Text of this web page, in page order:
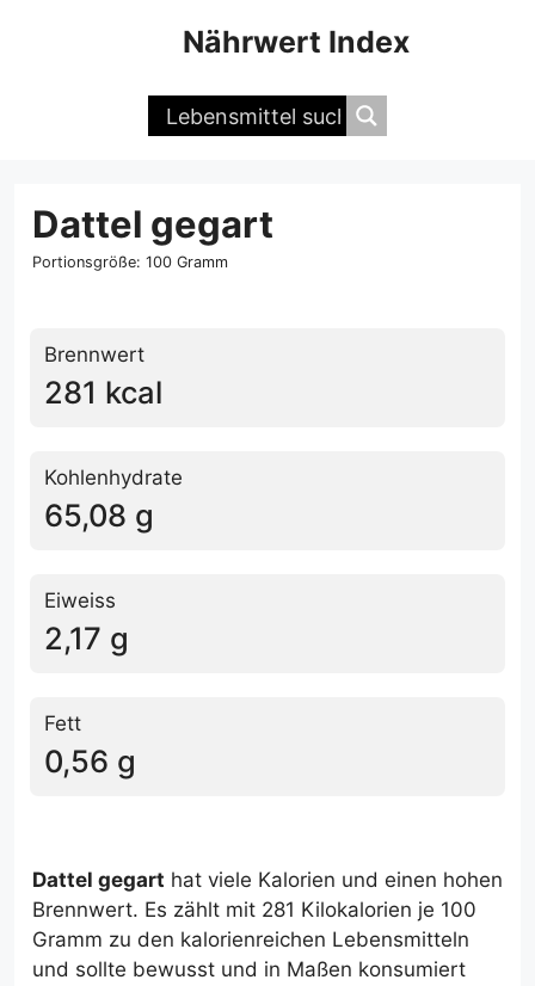
Nährwert Index
Dattel gegart
Portionsgröße: 100 Gramm
Brennwert
281 kcal
Kohlenhydrate
65,08 g
Eiweiss
2,17 g
Fett
0,56 g
Dattel gegart hat viele Kalorien und einen hohen
Brennwert. Es zählt mit 281 Kilokalorien je 100
Gramm zu den kalorienreichen Lebensmitteln
und sollte bewusst und in Maßen konsumiert